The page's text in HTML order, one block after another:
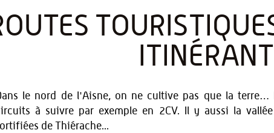
le nord de l'Aisne, on ne cultive pas que la
à suivre par exemple en 2CV. Il y aussi la
de Thiérache...